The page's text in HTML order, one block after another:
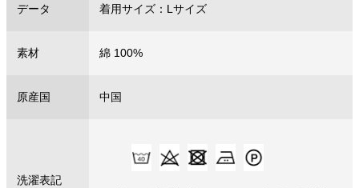
データ
着用サイズ：Lサイズ
素材 綿 100%
原産国 中国
洗濯表記